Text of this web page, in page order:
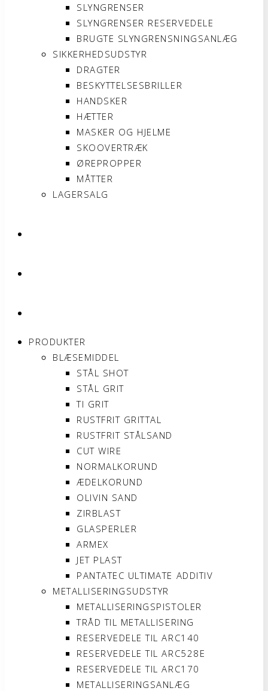
SLYNGRENSER
SLYNGRENSER RESERVEDELE
BRUGTE SLYNGRENSNINGSANLÆG
SIKKERHEDSUDSTYR
DRAGTER
BESKYTTELSESBRILLER
HANDSKER
HÆTTER
MASKER OG HJELME
SKOOVERTRÆK
ØREPROPPER
MÅTTER
LAGERSALG
PRODUKTER
BLÆSEMIDDEL
STÅL SHOT
STÅL GRIT
TI GRIT
RUSTFRIT GRITTAL
RUSTFRIT STÅLSAND
CUT WIRE
NORMALKORUND
ÆDELKORUND
OLIVIN SAND
ZIRBLAST
GLASPERLER
ARMEX
JET PLAST
PANTATEC ULTIMATE ADDITIV
METALLISERINGSUDSTYR
METALLISERINGSPISTOLER
TRÅD TIL METALLISERING
RESERVEDELE TIL ARC140
RESERVEDELE TIL ARC528E
RESERVEDELE TIL ARC170
METALLISERINGSANLÆG